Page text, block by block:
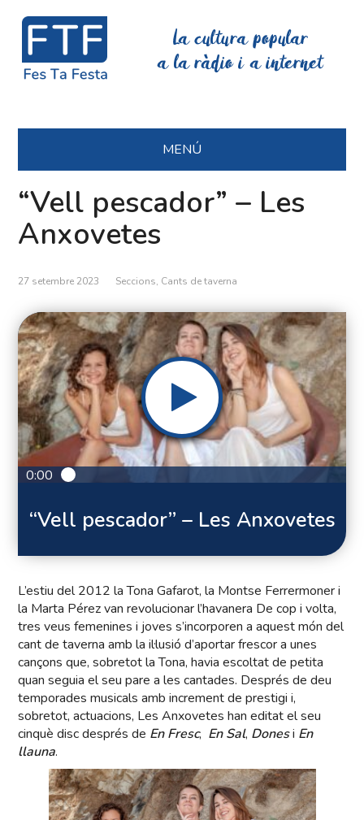
La cultura popular
a la ràdio i a internet
MENÚ
“Vell pescador” – Les
Anxovetes
27 setembre 2023 Seccions, Cants de taverna
0:00
“Vell pescador” – Les Anxovetes
L’estiu del 2012 la Tona Gafarot, la Montse Ferrermoner i
la Marta Pérez van revolucionar l’havanera De cop i volta,
tres veus femenines i joves s’incorporen a aquest món del
cant de taverna amb la il·lusió d’aportar frescor a unes
cançons que, sobretot la Tona, havia escoltat de petita
quan seguia el seu pare a les cantades. Després de deu
temporades musicals amb increment de prestigi i,
sobretot, actuacions, Les Anxovetes han editat el seu
cinquè disc després de En Fresc, En Sal, Donesi En
llauna.